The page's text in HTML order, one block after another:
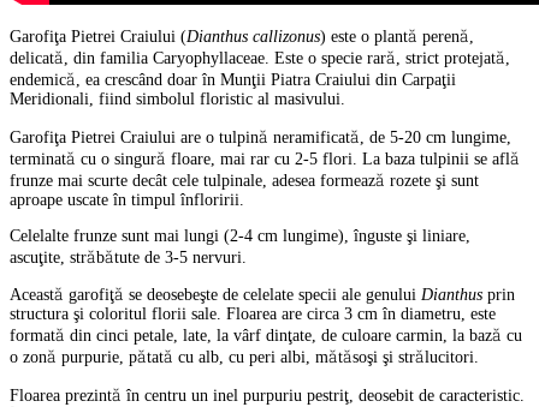
Garofiţa Pietrei Craiului (Dianthus callizonus) este o plantă perenă,
delicată, din familia Caryophyllaceae. Este o specie rară, strict protejată,
endemică, ea crescând doar în Munţii Piatra Craiului din Carpaţii
Meridionali, fiind simbolul floristic al masivului.
Garofiţa Pietrei Craiului are o tulpină neramificată, de 5-20 cm lungime,
terminată cu o singură floare, mai rar cu 2-5 flori. La baza tulpinii se află
frunze mai scurte decât cele tulpinale, adesea formează rozete şi sunt
aproape uscate în timpul înfloririi.
Celelalte frunze sunt mai lungi (2-4 cm lungime), înguste şi liniare,
ascuţite, străbătute de 3-5 nervuri.
Această garofiţă se deosebeşte de celelate specii ale genului Dianthus prin
structura şi coloritul florii sale. Floarea are circa 3 cm în diametru, este
formată din cinci petale, late, la vârf dinţate, de culoare carmin, la bază cu
o zonă purpurie, pătată cu alb, cu peri albi, mătăsoşi şi strălucitori.
Floarea prezintă în centru un inel purpuriu pestriţ, deosebit de caracteristic.